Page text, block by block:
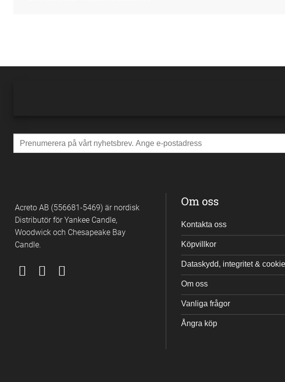
Acreto AB (556681-5469) är nordisk
Distributör för Yankee Candle,
Woodwick och Chesapeake Bay
Candle.
Om oss
Kontakta oss
Köpvillkor
Dataskydd, integritet &
Om oss
Vanliga frågor
Ångra köp